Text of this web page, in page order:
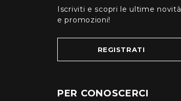
Iscriviti e scopri le ultime novità
e promozioni!
REGISTRATI
PER CONOSCERCI